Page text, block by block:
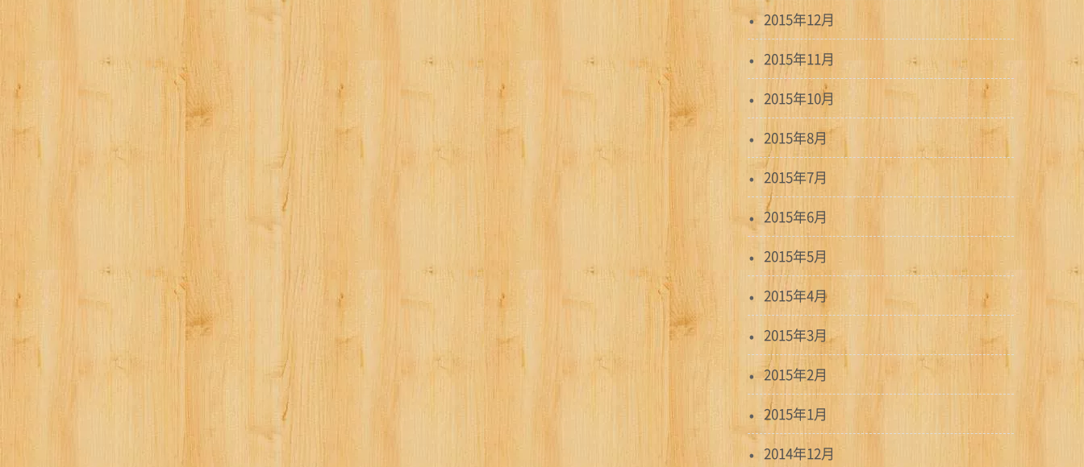
2015年12月
2015年11月
2015年10月
2015年8月
2015年7月
2015年6月
2015年5月
2015年4月
2015年3月
2015年2月
2015年1月
2014年12月